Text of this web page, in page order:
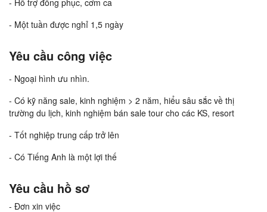
- Hỗ trợ đồng phục, cơm ca
- Một tuần được nghỉ 1,5 ngày
Yêu cầu công việc
- Ngoại hình ưu nhìn.
- Có kỹ năng sale, kinh nghiệm > 2 năm, hiểu sâu sắc về thị
trường du lịch, kinh nghiệm bán sale tour cho các KS, resort
- Tốt nghiệp trung cấp trở lên
- Có Tiếng Anh là một lợi thế
Yêu cầu hồ sơ
- Đơn xin việc